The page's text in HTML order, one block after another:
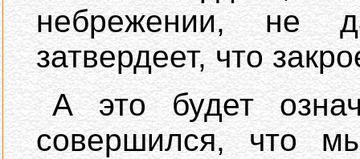
небрежении, не
затвердеет, что
А это будет
совершился, что